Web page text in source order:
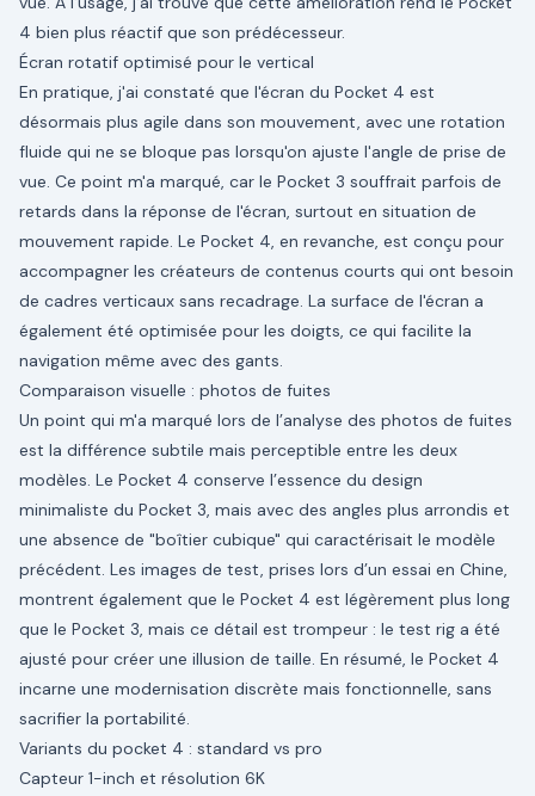
4 bien plus réactif que son prédécesseur.
Écran rotatif optimisé pour le vertical
En pratique, j'ai constaté que l'écran du Pocket 4 est
désormais plus agile dans son mouvement, avec une rotation
fluide qui ne se bloque pas lorsqu'on ajuste l'angle de prise de
vue. Ce point m'a marqué, car le Pocket 3 souffrait parfois de
retards dans la réponse de l'écran, surtout en situation de
mouvement rapide. Le Pocket 4, en revanche, est conçu pour
accompagner les créateurs de contenus courts qui ont besoin
de cadres verticaux sans recadrage. La surface de l'écran a
également été optimisée pour les doigts, ce qui facilite la
navigation même avec des gants.
Comparaison visuelle : photos de fuites
Un point qui m'a marqué lors de l’analyse des photos de fuites
est la différence subtile mais perceptible entre les deux
modèles. Le Pocket 4 conserve l’essence du design
minimaliste du Pocket 3, mais avec des angles plus arrondis et
une absence de "boîtier cubique" qui caractérisait le modèle
précédent. Les images de test, prises lors d’un essai en Chine,
montrent également que le Pocket 4 est légèrement plus long
que le Pocket 3, mais ce détail est trompeur : le test rig a été
ajusté pour créer une illusion de taille. En résumé, le Pocket 4
incarne une modernisation discrète mais fonctionnelle, sans
sacrifier la portabilité.
Variants du pocket 4 : standard vs pro
Capteur 1-inch et résolution 6K